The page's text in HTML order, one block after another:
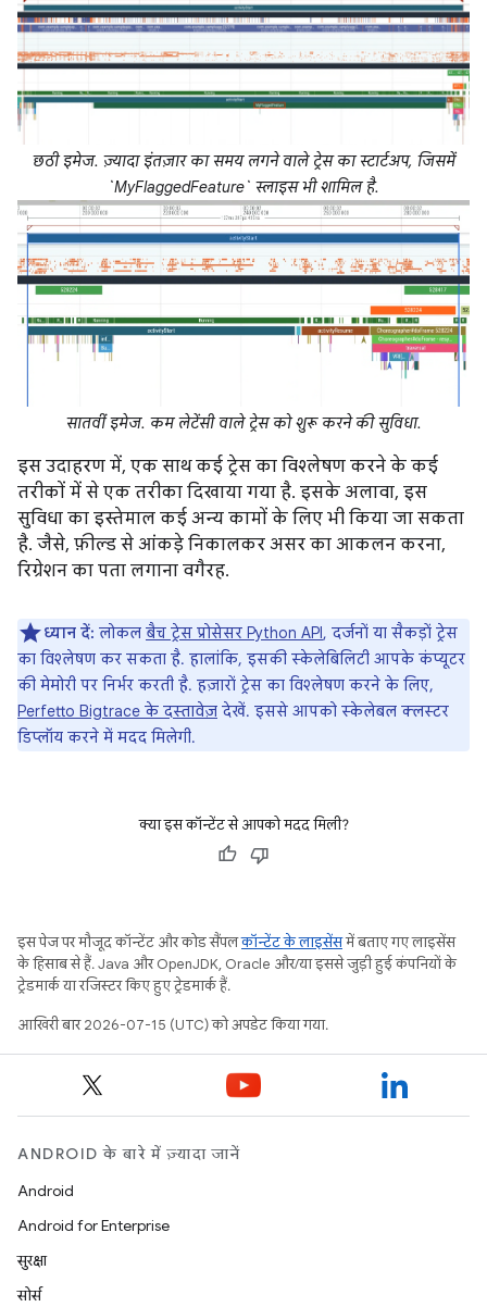
छठी इमेज. ज़्यादा इंतज़ार का समय लगने वाले ट्रेस का स्टार्टअप, जिसमें
`MyFlaggedFeature` स्लाइस भी शामिल है.
सातवीं इमेज. कम लेटेंसी वाले ट्रेस को शुरू करने की सुविधा.
इस उदाहरण में, एक साथ कई ट्रेस का विश्लेषण करने के कई
तरीकों में से एक तरीका दिखाया गया है. इसके अलावा, इस
सुविधा का इस्तेमाल कई अन्य कामों के लिए भी किया जा सकता
है. जैसे, फ़ील्ड से आंकड़े निकालकर असर का आकलन करना,
रिग्रेशन का पता लगाना वगैरह.
ध्यान दें: लोकल बैच ट्रेस प्रोसेसर Python API, दर्जनों या सैकड़ों ट्रेस
का विश्लेषण कर सकता है. हालांकि, इसकी स्केलेबिलिटी आपके कंप्यूटर
की मेमोरी पर निर्भर करती है. हज़ारों ट्रेस का विश्लेषण करने के लिए,
Perfetto Bigtrace के दस्तावेज़ देखें. इससे आपको स्केलेबल क्लस्टर
डिप्लॉय करने में मदद मिलेगी.
क्या इस कॉन्टेंट से आपको मदद मिली?
इस पेज पर मौजूद कॉन्टेंट और कोड सैंपलकॉन्टेंट के लाइसेंसमें बताए गए लाइसेंस
के हिसाब से हैं. Java और OpenJDK, Oracle और/या इससे जुड़ी हुई कंपनियों के
ट्रेडमार्क या रजिस्टर किए हुए ट्रेडमार्क हैं.
आखिरी बार 2026-07-15 (UTC) को अपडेट किया गया.
ANDROID के बारे में ज़्यादा जानें
Android
Android for Enterprise
सुरक्षा
सोर्स